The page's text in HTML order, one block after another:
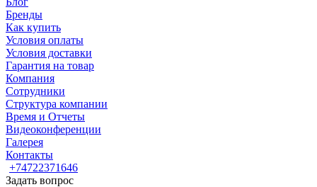
Бренды
Как купить
Условия оплаты
Условия доставки
Гарантия на товар
Компания
Сотрудники
Структура компании
Время и Отчеты
Видеоконференции
Галерея
Контакты
+74722371646
Задать вопрос